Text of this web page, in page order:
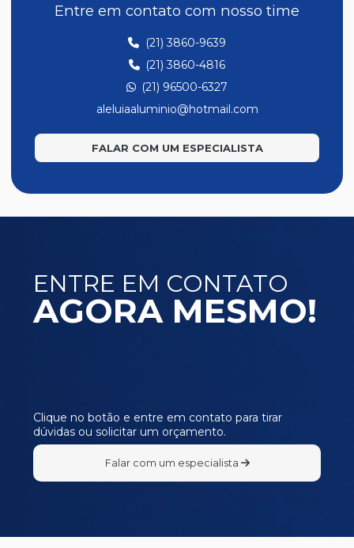
Entre em contato com nosso time
(21) 3860-9639
(21) 3860-4816
(21) 96500-6327
aleluiaaluminio@hotmail.com
FALAR COM UM ESPECIALISTA
ENTRE EM CONTATO
AGORA MESMO!
Clique no botão e entre em contato para tirar
dúvidas ou solicitar um orçamento.
Falar com um especialista